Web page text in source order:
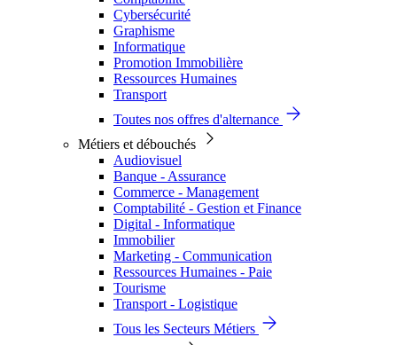
Cybersécurité
Graphisme
Informatique
Promotion Immobilière
Ressources Humaines
Transport
Toutes nos offres d'alternance
Métiers et débouchés
Audiovisuel
Banque - Assurance
Commerce - Management
Comptabilité - Gestion et Finance
Digital - Informatique
Immobilier
Marketing - Communication
Ressources Humaines - Paie
Tourisme
Transport - Logistique
Tous les Secteurs Métiers